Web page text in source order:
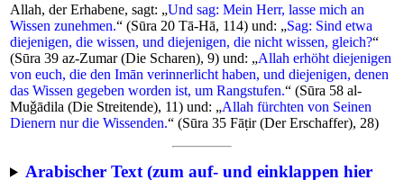
Allah, der Erhabene, sagt: „Und sag: Mein Herr, lasse mich an
Wissen zunehmen.“ (Sūra 20 Tā-Hā, 114) und: „Sag: Sind etwa
diejenigen, die wissen, und diejenigen, die nicht wissen, gleich?“
(Sūra 39 az-Zumar (Die Scharen), 9) und: „Allah erhöht diejenigen
von euch, die den Imān verinnerlicht haben, und diejenigen, denen
das Wissen gegeben worden ist, um Rangstufen.“ (Sūra 58 al-
Muǧādila (Die Streitende), 11) und: „Allah fürchten von Seinen
Dienern nur die Wissenden.“ (Sūra 35 Fāṭir (Der Erschaffer), 28)
Arabischer Text (zum auf- und einklappen hier